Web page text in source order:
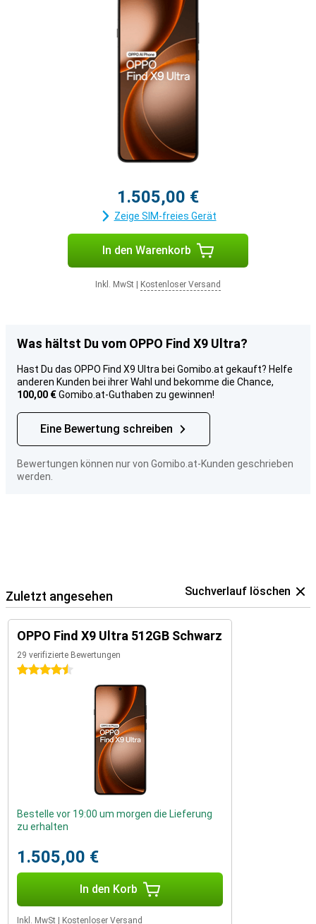
1.505,00 €
Zeige SIM-freies Gerät
In den Warenkorb
Inkl. MwSt Kostenloser Versand
Was hältst Du vom OPPO Find X9 Ultra?
Hast Du das OPPO Find X9 Ultra bei Gomibo.at gekauft? Helfe
anderen Kunden bei ihrer Wahl und bekomme die Chance,
100,00 €Gomibo.at-Guthaben zu gewinnen!
Eine Bewertung schreiben
Bewertungen können nur von Gomibo.at-Kunden geschrieben
werden.
Zuletzt angesehen Suchverlauf löschen
OPPO Find X9 Ultra 512GB Schwarz
29 verifizierte Bewertungen
4.5 Sterne
Bestelle vor 19:00 um morgen die Lieferung
zu erhalten
1.505,00 €
In den Korb
Inkl. MwSt Kostenloser Versand